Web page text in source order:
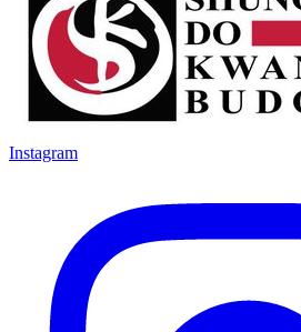
Instagram